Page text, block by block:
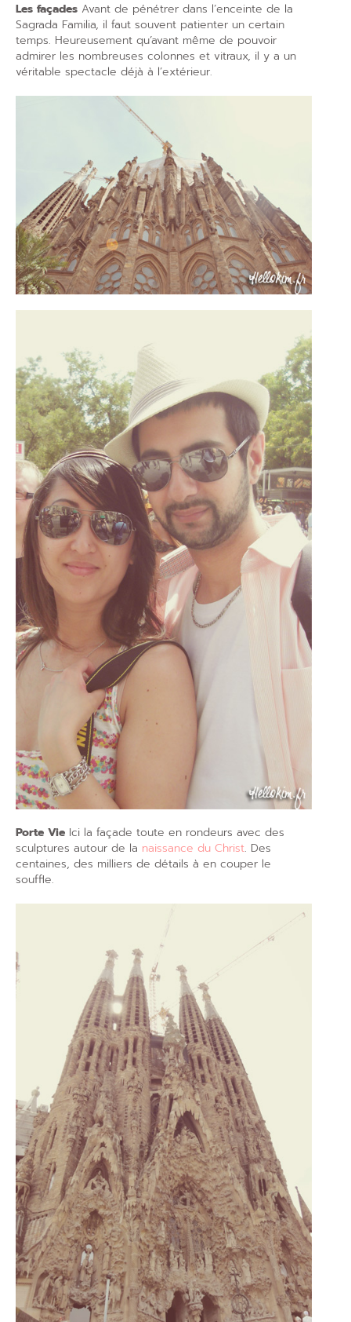
Les façades Avant de pénétrer dans l’enceinte de la
Sagrada Familia, il faut souvent patienter un certain
temps. Heureusement qu’avant même de pouvoir
admirer les nombreuses colonnes et vitraux, il y a un
véritable spectacle déjà à l’extérieur.
Porte Vie Ici la façade toute en rondeurs avec des
sculptures autour de la naissance du Christ. Des
centaines, des milliers de détails à en couper le
souffle.